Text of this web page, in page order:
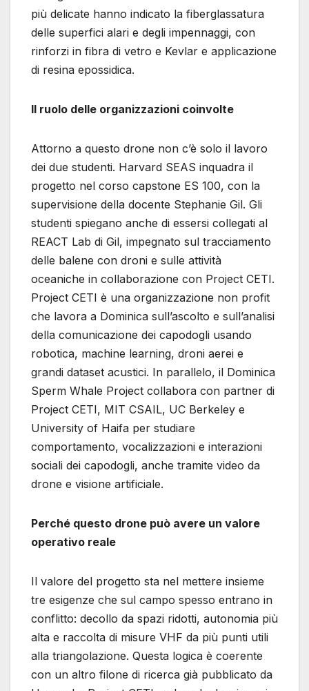
più delicate hanno indicato la fiberglassatura
delle superfici alari e degli impennaggi, con
rinforzi in fibra di vetro e Kevlar e applicazione
di resina epossidica.
Il ruolo delle organizzazioni coinvolte
Attorno a questo drone non c’è solo il lavoro
dei due studenti. Harvard SEAS inquadra il
progetto nel corso capstone ES 100, con la
supervisione della docente Stephanie Gil. Gli
studenti spiegano anche di essersi collegati al
REACT Lab di Gil, impegnato sul tracciamento
delle balene con droni e sulle attività
oceaniche in collaborazione con Project CETI.
Project CETI è una organizzazione non profit
che lavora a Dominica sull’ascolto e sull’analisi
della comunicazione dei capodogli usando
robotica, machine learning, droni aerei e
grandi dataset acustici. In parallelo, il Dominica
Sperm Whale Project collabora con partner di
Project CETI, MIT CSAIL, UC Berkeley e
University of Haifa per studiare
comportamento, vocalizzazioni e interazioni
sociali dei capodogli, anche tramite video da
drone e visione artificiale.
Perché questo drone può avere un valore
operativo reale
Il valore del progetto sta nel mettere insieme
tre esigenze che sul campo spesso entrano in
conflitto: decollo da spazi ridotti, autonomia più
alta e raccolta di misure VHF da più punti utili
alla triangolazione. Questa logica è coerente
con un altro filone di ricerca già pubblicato da